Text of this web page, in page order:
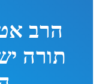
הרב
תורה